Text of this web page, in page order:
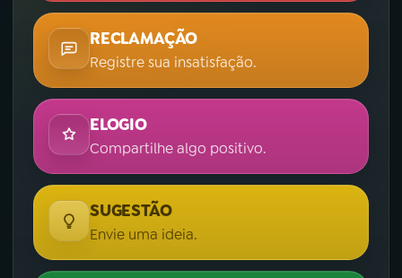
RECLAMAÇÃO
Registre sua insatisfação.
ELOGIO
Compartilhe algo positivo.
SUGESTÃO
Envie uma ideia.